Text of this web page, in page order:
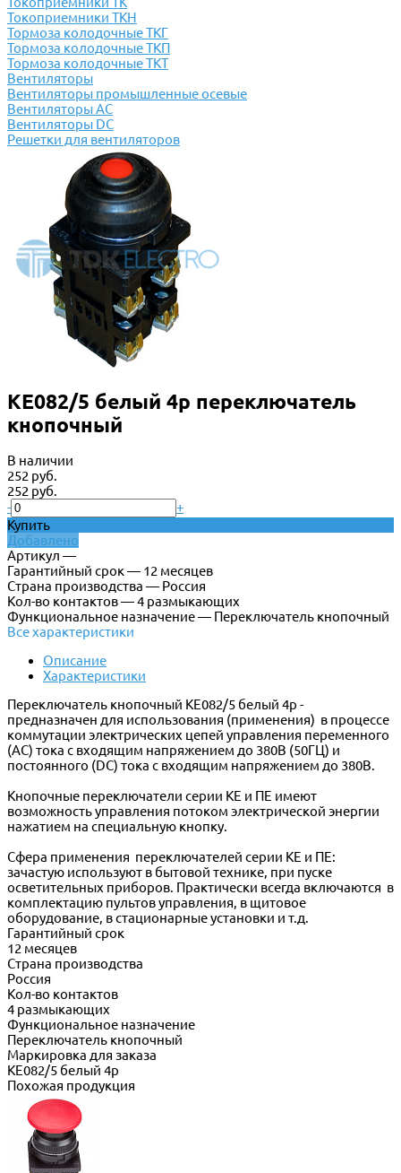
Токоприемники ТКН
Тормоза колодочные ТКГ
Тормоза колодочные ТКП
Тормоза колодочные ТКТ
Вентиляторы
Вентиляторы промышленные осевые
Вентиляторы АС
Вентиляторы DC
Решетки для вентиляторов
КЕ082/5 белый 4р переключатель
кнопочный
В наличии
252 руб.
252 руб.
-
+
Купить
Добавлено
Артикул —
Гарантийный срок — 12 месяцев
Страна производства — Россия
Кол-во контактов — 4 размыкающих
Функциональное назначение — Переключатель кнопочный
Все характеристики
Описание
Характеристики
Переключатель кнопочный КЕ082/5 белый 4р -
предназначен для использования (применения) в процессе
коммутации электрических цепей управления переменного
(АС) тока с входящим напряжением до 380В (50ГЦ) и
постоянного (DC) тока с входящим напряжением до 380В.
Кнопочные переключатели серии КЕ и ПЕ имеют
возможность управления потоком электрической энергии
нажатием на специальную кнопку.
Сфера применения переключателей серии КЕ и ПЕ:
зачастую используют в бытовой технике, при пуске
осветительных приборов. Практически всегда включаются в
комплектацию пультов управления, в щитовое
оборудование, в стационарные установки и т.д.
Гарантийный срок
12 месяцев
Страна производства
Россия
Кол-во контактов
4 размыкающих
Функциональное назначение
Переключатель кнопочный
Маркировка для заказа
КЕ082/5 белый 4р
Похожая продукция